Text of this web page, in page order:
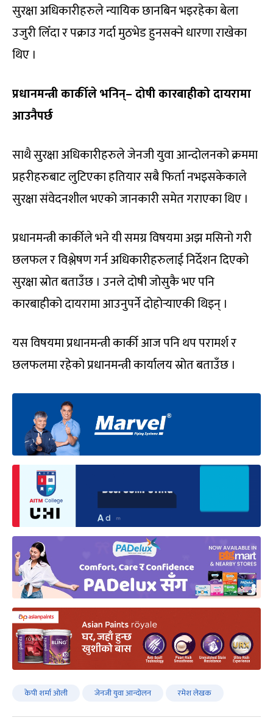
सुरक्षा अधिकारीहरुले न्यायिक छानबिन भइरहेका बेला
उजुरी लिँदा र पक्राउ गर्दा मुठभेड हुनसक्ने धारणा राखेका
थिए ।
प्रधानमन्त्री कार्कीले भनिन्– दोषी कारबाहीको दायरामा
आउनैपर्छ
साथै सुरक्षा अधिकारीहरुले जेनजी युवा आन्दोलनको क्रममा
प्रहरीहरुबाट लुटिएका हतियार सबै फिर्ता नभइसकेकाले
सुरक्षा संवेदनशील भएको जानकारी समेत गराएका थिए ।
प्रधानमन्त्री कार्कीले भने यी समग्र विषयमा अझ मसिनो गरी
छलफल र विश्लेषण गर्न अधिकारीहरुलाई निर्देशन दिएको
सुरक्षा स्रोत बताउँछ । उनले दोषी जोसुकै भए पनि
कारबाहीको दायरामा आउनुपर्ने दोहोर्‍याएकी थिइन् ।
यस विषयमा प्रधानमन्त्री कार्की आज पनि थप परामर्श र
छलफलमा रहेको प्रधानमन्त्री कार्यालय स्रोत बताउँछ ।
केपी शर्मा ओली जेनजी युवा आन्दोलन रमेश लेखक